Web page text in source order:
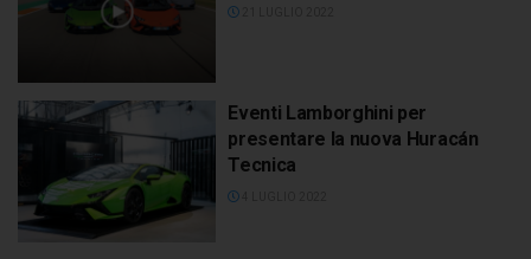
Eventi Lamborghini per
presentare la nuova Huracán
Tecnica